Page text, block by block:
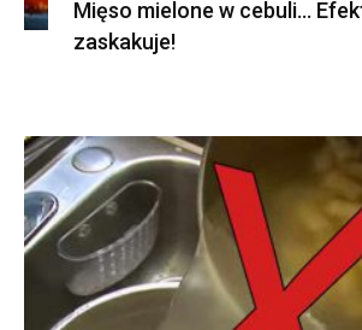
Mięso mielone w cebuli…
zaskakuje!